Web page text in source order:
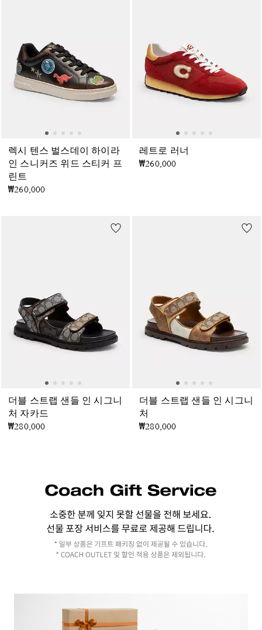
렉시 텐스 벌스데이 하이라
인 스니커즈 위드 스티커 프
린트
₩260,000
레트로 러너
₩260,000
더블 스트랩 샌들 인 시그니
처 자카드
₩280,000
더블 스트랩 샌들 인 시그니
처
₩280,000